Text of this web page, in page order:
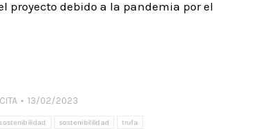
proyecto debido a la pandemia por el
13/02/2023
sostenibililidad trufa